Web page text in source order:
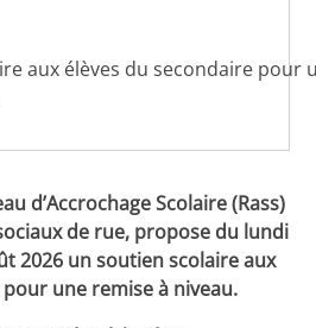
aux élèves du secondaire pour
d’Accrochage Scolaire (Rass)
de rue, propose du lundi
2026 un soutien scolaire aux
une remise à niveau.